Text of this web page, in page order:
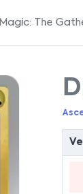
Magic: The